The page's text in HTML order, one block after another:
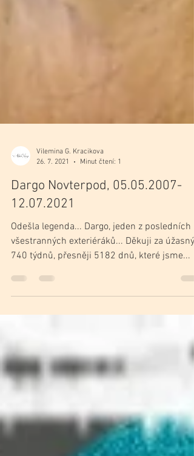
Vilemina G. Kracikova
26. 7. 2021
Dargo Novterpod, 05.05.2007-
12.07.2021
Odešla legenda... Dargo, jeden z posledních ...
všestranných exteriéráků... Děkuji za